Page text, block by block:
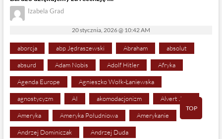
Izabela Grad
20 stycznia, 2026 @ 10:42 AM
aborcja abp Jędraszewski Abraham absolut
absurd Adam Nobis Adolf Hitler Afryka
Agenda Europe Agnieszko Wołk-Łaniewska
agnostycyzm AI akomodacjonizm Alvert Jann
Ameryka Ameryka Południowa Amerykanie
Andrzej Dominiczak Andrzej Duda
TOP